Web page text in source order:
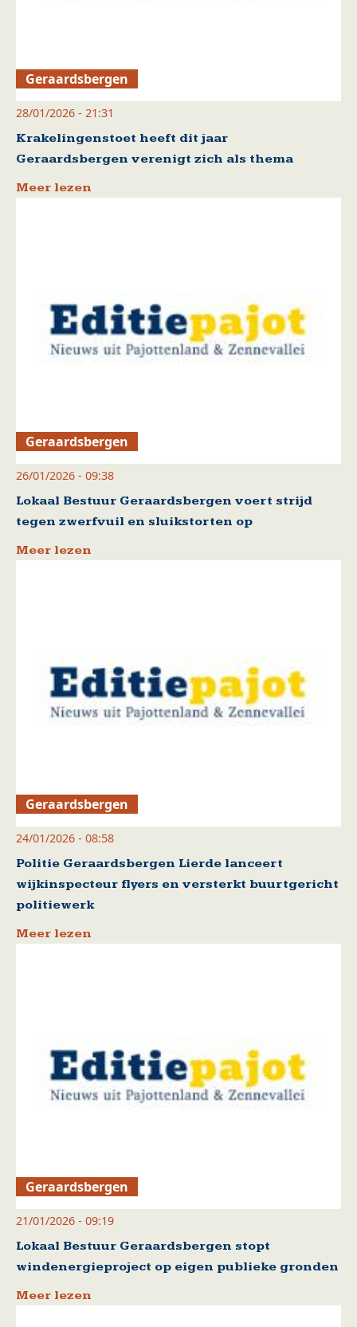
Geraardsbergen
28/01/2026 - 21:31
Krakelingenstoet heeft dit jaar
Geraardsbergen verenigt zich als thema
Meer lezen
Geraardsbergen
26/01/2026 - 09:38
Lokaal Bestuur Geraardsbergen voert strijd
tegen zwerfvuil en sluikstorten op
Meer lezen
Geraardsbergen
24/01/2026 - 08:58
Politie Geraardsbergen Lierde lanceert
wijkinspecteur flyers en versterkt buurtgericht
politiewerk
Meer lezen
Geraardsbergen
21/01/2026 - 09:19
Lokaal Bestuur Geraardsbergen stopt
windenergieproject op eigen publieke gronden
Meer lezen